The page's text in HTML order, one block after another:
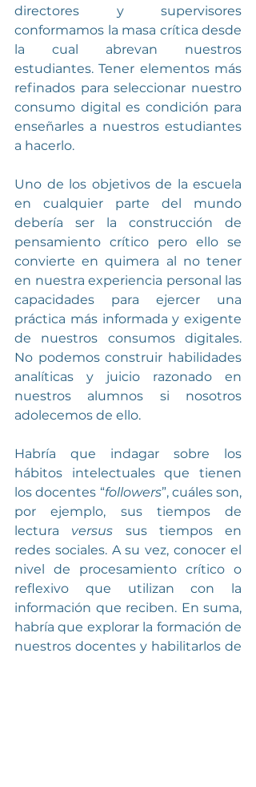
directores y supervisores
conformamos la masa crítica desde
la cual abrevan nuestros
estudiantes. Tener elementos más
refinados para seleccionar nuestro
consumo digital es condición para
enseñarles a nuestros estudiantes
a hacerlo.
Uno de los objetivos de la escuela
en cualquier parte del mundo
debería ser la construcción de
pensamiento crítico pero ello se
convierte en quimera al no tener
en nuestra experiencia personal las
capacidades para ejercer una
práctica más informada y exigente
de nuestros consumos digitales.
No podemos construir habilidades
analíticas y juicio razonado en
nuestros alumnos si nosotros
adolecemos de ello.
Habría que indagar sobre los
hábitos intelectuales que tienen
los docentes “followers”, cuáles son,
por ejemplo, sus tiempos de
lectura versus sus tiempos en
redes sociales. A su vez, conocer el
nivel de procesamiento crítico o
reflexivo que utilizan con la
información que reciben. En suma,
habría que explorar la formación de
nuestros docentes y habilitarlos de